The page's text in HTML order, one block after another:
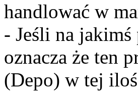
handlować w
- Jeśli na
oznacza że ten
(Depo) w tej